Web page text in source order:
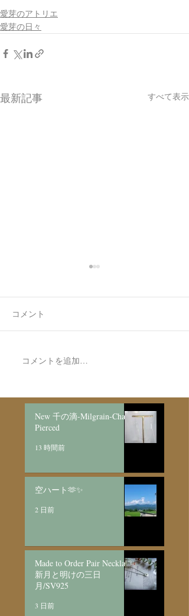
愛芽のアトリエ
愛芽の日々
最新記事 すべて表示
7月最後の日録
コメント
コメントを追加…
New 千の滴-Milgrain-Chain
Pierced
13 時間前
空ハート🫶✨
2 日前
Made to Order Pair Necklace
新月と明けの三日
月/SV925
3 日前